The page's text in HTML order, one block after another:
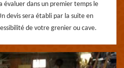
évaluer dans un premier temps le
devis sera établi par la suite en
de votre grenier ou cave.